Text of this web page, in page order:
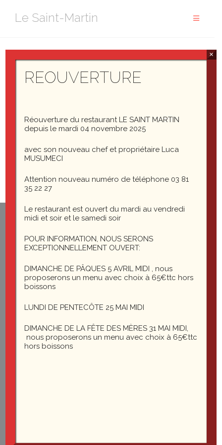
Le Saint-Martin
IMG_3660
IMG_3660
1 rue du général Leclerc
25200 Montbéliard
le-saint-martin@orange.fr
REOUVERTURE
Réouverture du restaurant LE SAINT MARTIN
depuis le mardi 04 novembre 2025
avec son nouveau chef et propriétaire Luca
MUSUMECI
Attention nouveau numéro de téléphone 03 81
35 22 27
Le restaurant est ouvert du mardi au vendredi
midi et soir et le samedi soir
POUR INFORMATION, NOUS SERONS
EXCEPTIONNELLEMENT OUVERT:
DIMANCHE DE PÂQUES 5 AVRIL MIDI , nous
proposerons un menu avec choix à 65€ttc hors
boissons
LUNDI DE PENTECÔTE 25 MAI MIDI
DIMANCHE DE LA FÊTE DES MÈRES 31 MAI MIDI,
nous proposerons un menu avec choix à 65€ttc
hors boissons
×